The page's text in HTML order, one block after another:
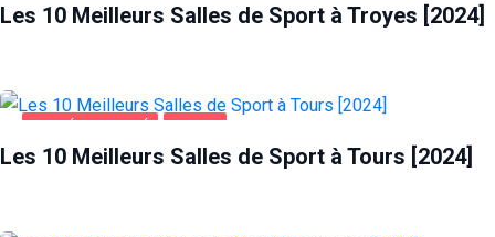
Les 10 Meilleurs Salles de Sport à Troyes [2024]
SANTÉ ET BEAUTÉ TOURS
Les 10 Meilleurs Salles de Sport à Tours [2024]